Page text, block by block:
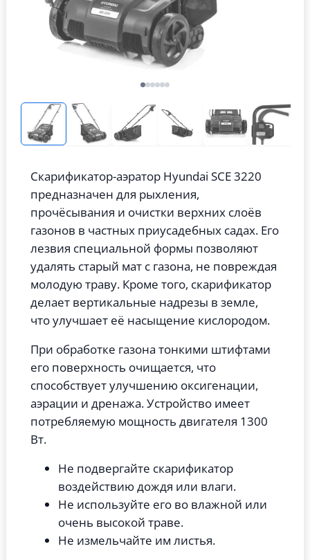
Скарификатор-аэратор Hyundai SCE 3220
предназначен для рыхления,
прочёсывания и очистки верхних слоёв
газонов в частных приусадебных садах. Его
лезвия специальной формы позволяют
удалять старый мат с газона, не повреждая
молодую траву. Кроме того, скарификатор
делает вертикальные надрезы в земле,
что улучшает её насыщение кислородом.
При обработке газона тонкими штифтами
его поверхность очищается, что
способствует улучшению оксигенации,
аэрации и дренажа. Устройство имеет
потребляемую мощность двигателя 1300
Вт.
Не подвергайте скарификатор
воздействию дождя или влаги.
Не используйте его во влажной или
очень высокой траве.
Не измельчайте им листья.